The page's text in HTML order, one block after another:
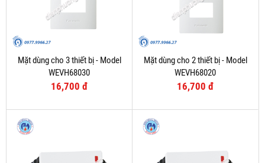
Mặt dùng cho 3 thiết bị - Model
WEVH68030
16,700 đ
Mặt dùng cho 2 thiết bị - Model
WEVH68020
16,700 đ